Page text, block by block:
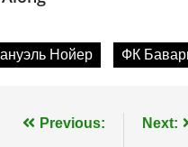
Нойер ФК
Previous: Next: